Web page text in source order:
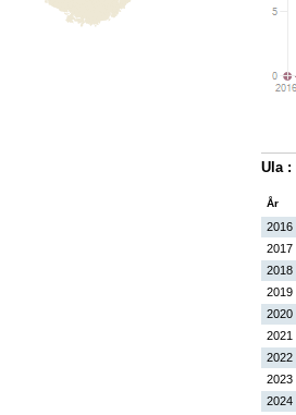
Ula :
År
2016
2017
2018
2019
2020
2021
2022
2023
2024